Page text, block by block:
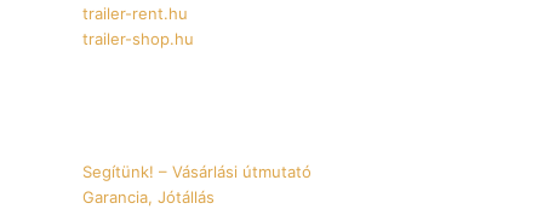
trailer-rent.hu
trailer-shop.hu
Segítünk! – Vásárlási útmutató
Garancia, Jótállás